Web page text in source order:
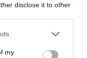
disclose it to other
one or more Google
You may click to
my